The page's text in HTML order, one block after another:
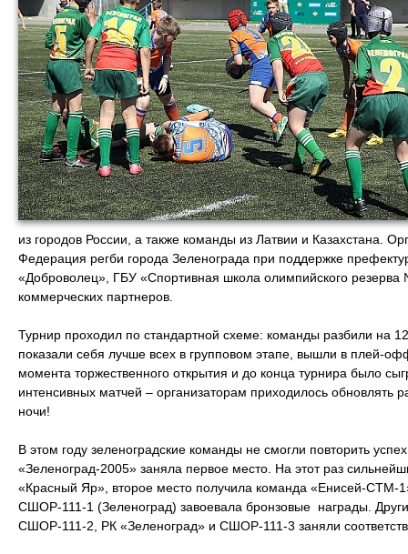
из городов России, а также команды из Латвии и Казахстана.
Федерация регби города Зеленограда при поддержке
«Доброволец», ГБУ «Спортивная школа олимпийского
коммерческих партнеров.
Турнир проходил по стандартной схеме: команды разбили на
показали себя лучше всех в групповом этапе, вышли в плей-
момента торжественного открытия и до конца турнира было
интенсивных матчей – организаторам приходилось обновлять
ночи!
В этом году зеленоградские команды не смогли повторить
«Зеленоград-2005» заняла первое место. На этот раз
«Красный Яр», второе место получила команда «Енисей-СТМ-
СШОР-111-1 (Зеленоград) завоевала бронзовые награды.
СШОР-111-2, РК «Зеленоград» и СШОР-111-3 заняли